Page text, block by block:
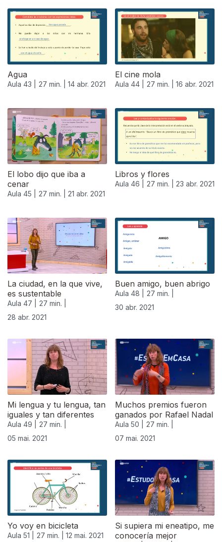
Agua
Aula 43 | 27 min. | 14 abr. 2021
El cine mola
Aula 44 | 27 min. | 16 abr. 2021
El lobo dijo que iba a
cenar
Aula 45 | 27 min. | 21 abr. 2021
Libros y flores
Aula 46 | 27 min. | 23 abr. 2021
La ciudad, en la que vive,
es sustentable
Aula 47 |
27 min. |
28 abr. 2021
Buen amigo, buen abrigo
Aula 48 |
27 min. |
30 abr. 2021
540880
Mi lengua y tu lengua, tan
iguales y tan diferentes
Aula 49 |
27 min. |
05 mai. 2021
Muchos premios fueron
ganados por Rafael Nadal
Aula 50 |
27 min. |
07 mai. 2021
Yo voy en bicicleta
Aula 51 | 27 min. | 12 mai. 2021
Si supiera mi eneatipo, me
conocería mejor